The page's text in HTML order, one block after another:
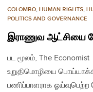
COLOMBO, HUMAN RIGHTS,
POLITICS AND GOVERNANCE
இராணுவ ஆட்சியை
பட மூலம், The
உறுதிமொழியை
பணிப்பாளராக ஓய்வுபெற்ற